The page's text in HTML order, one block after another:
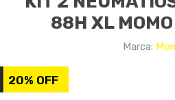
88H XL
Marca:
20% OFF